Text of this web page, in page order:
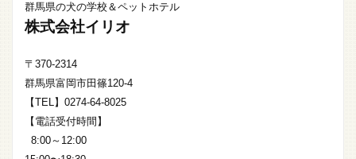
群馬県の犬の学校＆ペットホテル
株式会社イリオ
〒370-2314
群馬県富岡市田篠120-4
【TEL】0274-64-8025
【電話受付時間】
8:00～12:00